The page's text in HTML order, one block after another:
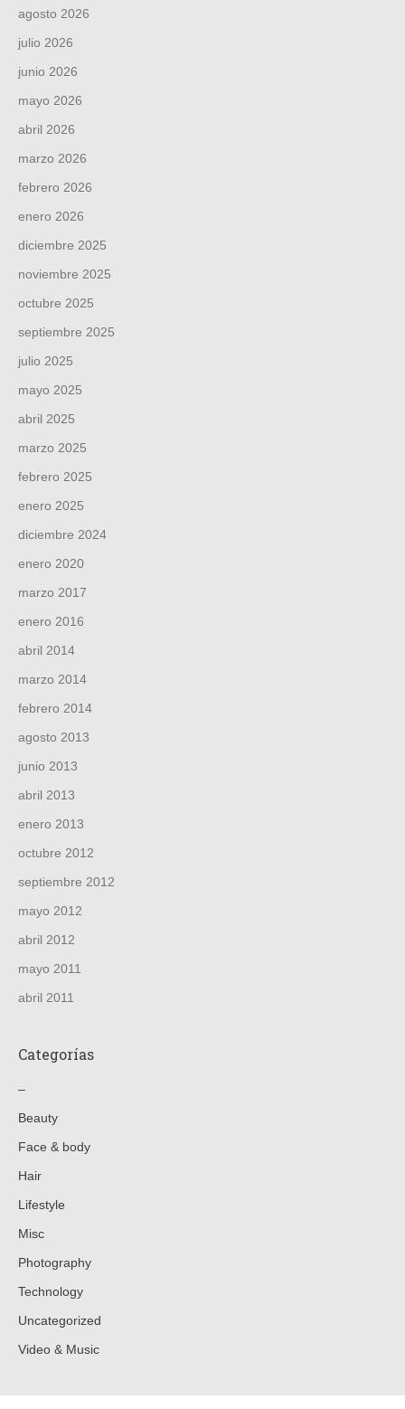
agosto 2026
julio 2026
junio 2026
mayo 2026
abril 2026
marzo 2026
febrero 2026
enero 2026
diciembre 2025
noviembre 2025
octubre 2025
septiembre 2025
julio 2025
mayo 2025
abril 2025
marzo 2025
febrero 2025
enero 2025
diciembre 2024
enero 2020
marzo 2017
enero 2016
abril 2014
marzo 2014
febrero 2014
agosto 2013
junio 2013
abril 2013
enero 2013
octubre 2012
septiembre 2012
mayo 2012
abril 2012
mayo 2011
abril 2011
Categorías
–
Beauty
Face & body
Hair
Lifestyle
Misc
Photography
Technology
Uncategorized
Video & Music